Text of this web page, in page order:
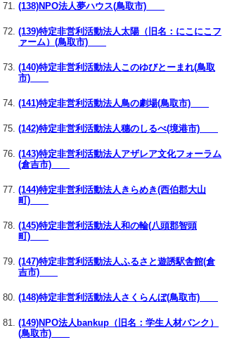
(138)NPO法人夢ハウス(鳥取市)
(139)特定非営利活動法人太陽（旧名：にこにこフ
ァーム）(鳥取市)
(140)特定非営利活動法人このゆびとーまれ(鳥取
市)
(141)特定非営利活動法人鳥の劇場(鳥取市)
(142)特定非営利活動法人穗のしるべ(境港市)
(143)特定非営利活動法人アザレア文化フォーラム
(倉吉市)
(144)特定非営利活動法人きらめき(西伯郡大山
町)
(145)特定非営利活動法人和の輪(八頭郡智頭
町)
(147)特定非営利活動法人ふるさと遊誘駅舎館(倉
吉市)
(148)特定非営利活動法人さくらんぼ(鳥取市)
(149)NPO法人bankup（旧名：学生人材バンク）
(鳥取市)